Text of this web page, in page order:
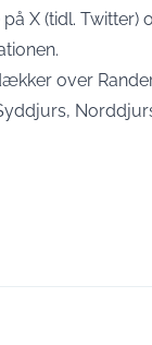
X (tidl. Twitter)
over